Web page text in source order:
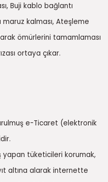
Buji kablo bağlantı
maruz kalması, Ateşleme
ömürlerini tamamlaması
ortaya çıkar.
e-Ticaret (elektronik
yapan tüketicileri korumak,
altına alarak internette